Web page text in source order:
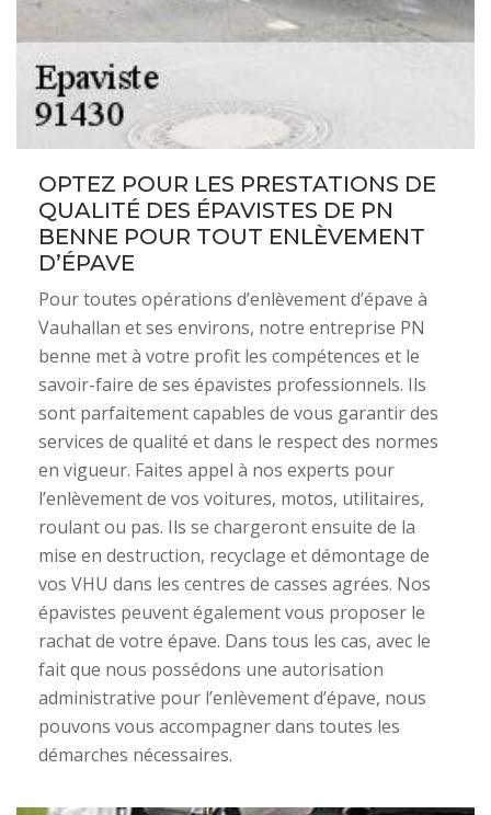
OPTEZ POUR LES PRESTATIONS DE
QUALITÉ DES ÉPAVISTES DE PN
BENNE POUR TOUT ENLÈVEMENT
D’ÉPAVE
Pour toutes opérations d’enlèvement d’épave à
Vauhallan et ses environs, notre entreprise PN
benne met à votre profit les compétences et le
savoir-faire de ses épavistes professionnels. Ils
sont parfaitement capables de vous garantir des
services de qualité et dans le respect des normes
en vigueur. Faites appel à nos experts pour
l’enlèvement de vos voitures, motos, utilitaires,
roulant ou pas. Ils se chargeront ensuite de la
mise en destruction, recyclage et démontage de
vos VHU dans les centres de casses agrées. Nos
épavistes peuvent également vous proposer le
rachat de votre épave. Dans tous les cas, avec le
fait que nous possédons une autorisation
administrative pour l’enlèvement d’épave, nous
pouvons vous accompagner dans toutes les
démarches nécessaires.